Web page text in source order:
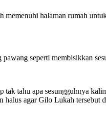
memenuhi halaman rumah
seperti membisikkan
tak tahu apa sesungguhnya
agar Gilo Lukah tersebut